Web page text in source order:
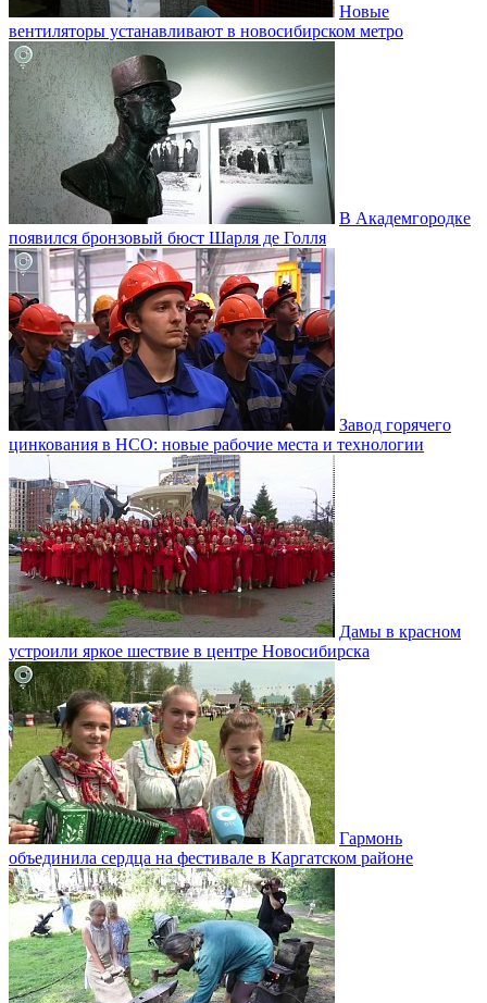
Новые
вентиляторы устанавливают в новосибирском метро
В Академгородке
появился бронзовый бюст Шарля де Голля
Завод горячего
цинкования в НСО: новые рабочие места и технологии
Дамы в красном
устроили яркое шествие в центре Новосибирска
Гармонь
объединила сердца на фестивале в Каргатском районе